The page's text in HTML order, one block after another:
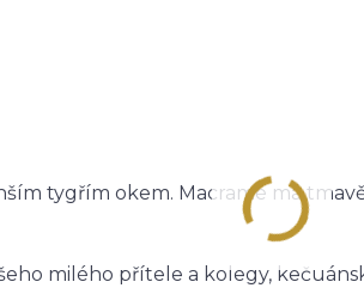
tygřím okem. Macramé má
milého přítele a kolegy,